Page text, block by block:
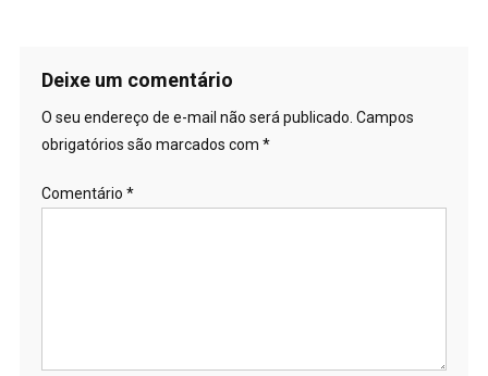
Deixe um comentário
O seu endereço de e-mail não será publicado. Campos
obrigatórios são marcados com *
Comentário *